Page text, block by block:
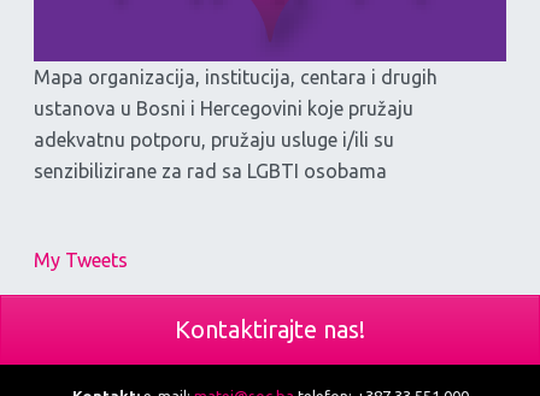
Mapa organizacija, institucija, centara i drugih
ustanova u Bosni i Hercegovini koje pružaju
adekvatnu potporu, pružaju usluge i/ili su
senzibilizirane za rad sa LGBTI osobama
My Tweets
Kontaktirajte nas!